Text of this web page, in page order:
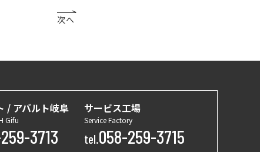
次へ
/ アバルト岐阜
Gifu
3713
サービス工場
Service Factory
tel.058-259-3715